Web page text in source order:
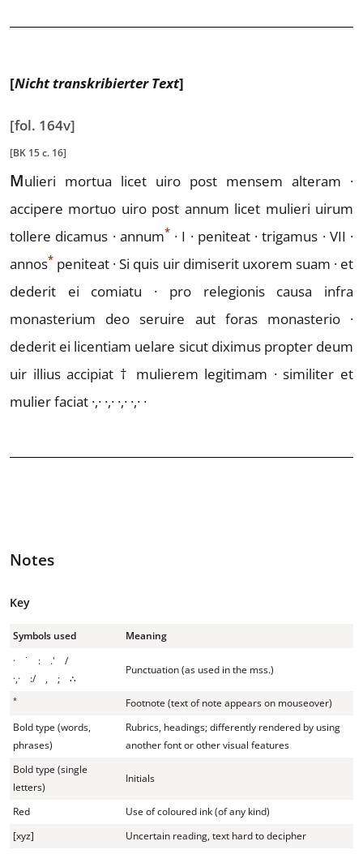
[Nicht transkribierter Text]
[fol. 164v]
[BK 15 c. 16]
Mulieri mortua licet uiro post mensem alteram ·
accipere mortuo uiro post annum licet mulieri uirum
tollere dicamus · annum*· I · peniteat · trigamus · VII ·
annos* peniteat ·Si quis uir dimiserit uxorem suam · et
dederit ei comiatu · pro relegionis causa infra
monasterium deo seruire aut foras monasterio ·
dederit ei licentiam uelare sicut diximus propter deum
uir illius accipiat † mulierem legitimam ·similiter et
mulier faciat ·,· ·,· ·,· ·,· ·
Notes
Key
Symbols used Meaning
· ˙ : .' /
·,· :/ , ; ∴
Punctuation (as used in the mss.)
*
Footnote (text of note appears on mouseover)
Bold type (words,
phrases)
Rubrics, headings; differently rendered by using
another font or other visual features
Bold type (single
letters)
Initials
Red
Use of coloured ink (of any kind)
[xyz]
Uncertain reading, text hard to decipher